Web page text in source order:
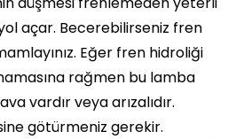
açar. Becerebilirseniz fren
Eğer fren hidroliği
rağmen bu lamba
vardır veya arızalıdır.
götürmeniz gerekir.